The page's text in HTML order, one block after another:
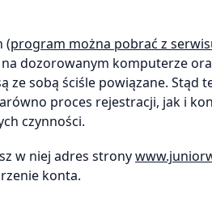
(program można pobrać z
dozorowanym komputerze
sobą ściśle powiązane. Stąd
proces rejestracji, jak i
czynności.
w niej adres strony
konta.